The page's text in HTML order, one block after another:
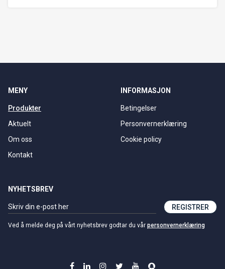
MENY
Produkter
Aktuelt
Om oss
Kontakt
INFORMASJON
Betingelser
Personvernerklæring
Cookie policy
NYHETSBREV
REGISTRER
Ved å melde deg på vårt nyhetsbrev godtar du vår personvernerklæring